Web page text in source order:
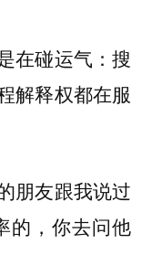
在碰运气：搜
解释权都在服
朋友跟我说过
的，你去问他